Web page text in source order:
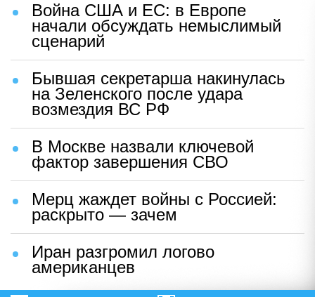
Война США и ЕС: в Европе
начали обсуждать немыслимый
сценарий
Бывшая секретарша накинулась
на Зеленского после удара
возмездия ВС РФ
В Москве назвали ключевой
фактор завершения СВО
Мерц жаждет войны с Россией:
раскрыто — зачем
Иран разгромил логово
американцев